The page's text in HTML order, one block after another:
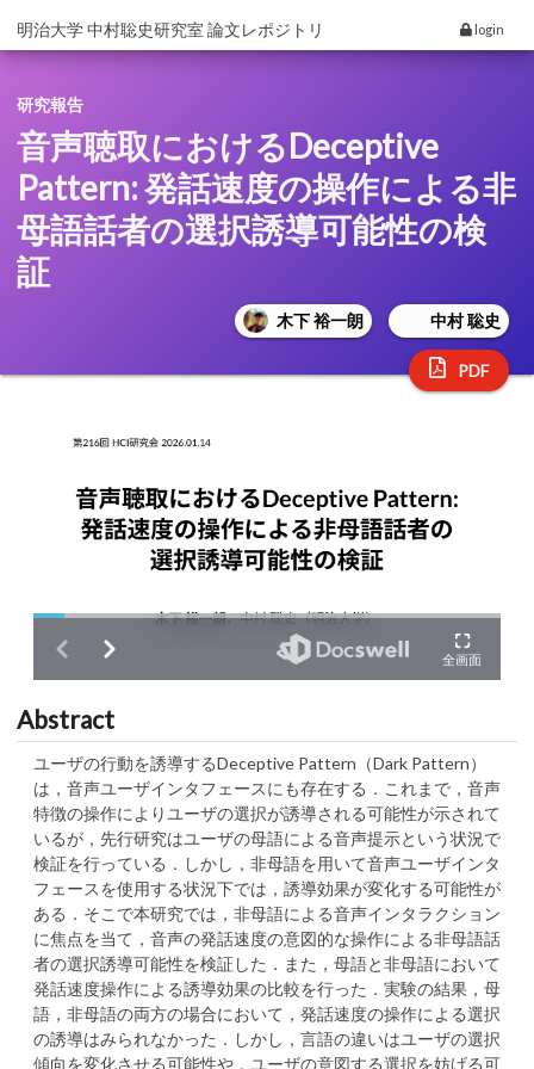
明治大学 中村聡史研究室 論文レポジトリ login
研究報告
音声聴取におけるDeceptive
Pattern: 発話速度の操作による非
母語話者の選択誘導可能性の検
証
木下 裕一朗 中村 聡史
PDF
Abstract
ユーザの行動を誘導するDeceptive Pattern（Dark Pattern）
は，音声ユーザインタフェースにも存在する．これまで，音声
特徴の操作によりユーザの選択が誘導される可能性が示されて
いるが，先行研究はユーザの母語による音声提示という状況で
検証を行っている．しかし，非母語を用いて音声ユーザインタ
フェースを使用する状況下では，誘導効果が変化する可能性が
ある．そこで本研究では，非母語による音声インタラクション
に焦点を当て，音声の発話速度の意図的な操作による非母語話
者の選択誘導可能性を検証した．また，母語と非母語において
発話速度操作による誘導効果の比較を行った．実験の結果，母
語，非母語の両方の場合において，発話速度の操作による選択
の誘導はみられなかった．しかし，言語の違いはユーザの選択
傾向を変化させる可能性や，ユーザの意図する選択を妨げる可